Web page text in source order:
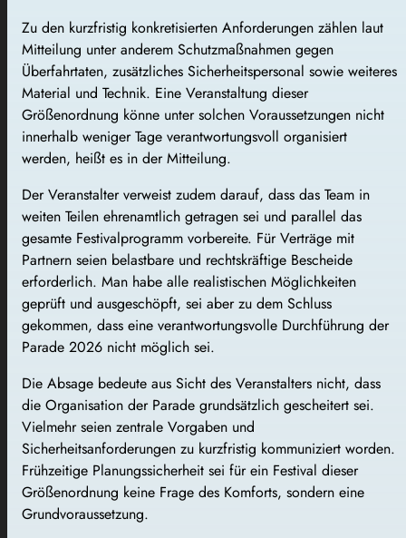
Zu den kurzfristig konkretisierten Anforderungen zählen laut
Mitteilung unter anderem Schutzmaßnahmen gegen
Überfahrtaten, zusätzliches Sicherheitspersonal sowie weiteres
Material und Technik. Eine Veranstaltung dieser
Größenordnung könne unter solchen Voraussetzungen nicht
innerhalb weniger Tage verantwortungsvoll organisiert
werden, heißt es in der Mitteilung.
Der Veranstalter verweist zudem darauf, dass das Team in
weiten Teilen ehrenamtlich getragen sei und parallel das
gesamte Festivalprogramm vorbereite. Für Verträge mit
Partnern seien belastbare und rechtskräftige Bescheide
erforderlich. Man habe alle realistischen Möglichkeiten
geprüft und ausgeschöpft, sei aber zu dem Schluss
gekommen, dass eine verantwortungsvolle Durchführung der
Parade 2026 nicht möglich sei.
Die Absage bedeute aus Sicht des Veranstalters nicht, dass
die Organisation der Parade grundsätzlich gescheitert sei.
Vielmehr seien zentrale Vorgaben und
Sicherheitsanforderungen zu kurzfristig kommuniziert worden.
Frühzeitige Planungssicherheit sei für ein Festival dieser
Größenordnung keine Frage des Komforts, sondern eine
Grundvoraussetzung.